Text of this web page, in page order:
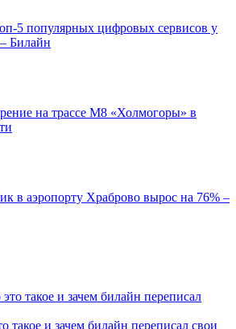
5 популярных цифровых сервисов у
Билайн
на трассе М8 «Холмогоры» в
в аэропорту Храброво вырос на 76% –
такое и зачем билайн переписал свои